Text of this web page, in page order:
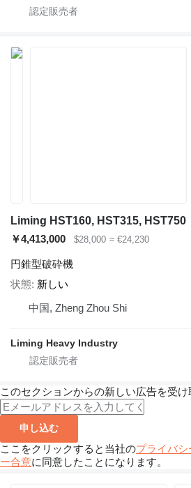
Liming HST160, HST315, HST750
￥4,413,000
$28,000 ≈ €24,230
円錐型破砕機
状態 新しい
中国, Zheng Zhou Shi
Liming Heavy Industry
このセクションからの新しい広告を受
申し込む
ここをクリックすると当社のプライバ
ー合意に同意したことになります。